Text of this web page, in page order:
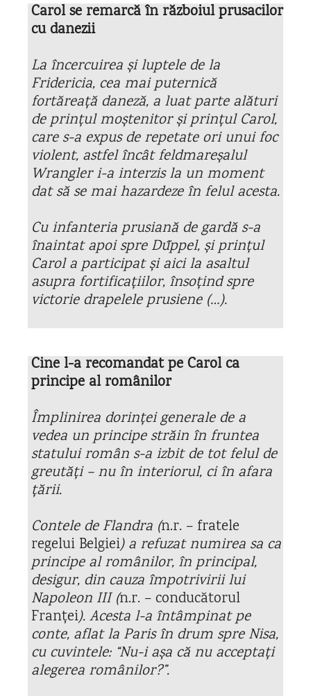
Carol se remarcă în războiul prusacilor
cu danezii
La încercuirea și luptele de la
Fridericia, cea mai puternică
fortăreață daneză, a luat parte alături
de prințul moștenitor și prințul Carol,
care s-a expus de repetate ori unui foc
violent, astfel încât feldmareșalul
Wrangler i-a interzis la un moment
dat să se mai hazardeze în felul acesta.
Cu infanteria prusiană de gardă s-a
înaintat apoi spre Dűppel, și prințul
Carol a participat și aici la asaltul
asupra fortificațiilor, însoțind spre
victorie drapelele prusiene (…).
Cine l-a recomandat pe Carol ca
principe al românilor
Împlinirea dorinței generale de a
vedea un principe străin în fruntea
statului român s-a izbit de tot felul de
greutăți – nu în interiorul, ci în afara
țării.
Contele de Flandra (n.r. – fratele
regelui Belgiei) a refuzat numirea sa ca
principe al românilor, în principal,
desigur, din cauza împotrivirii lui
Napoleon III (n.r. – conducătorul
Franței). Acesta l-a întâmpinat pe
conte, aflat la Paris în drum spre Nisa,
cu cuvintele: “Nu-i așa că nu acceptați
alegerea românilor?”.